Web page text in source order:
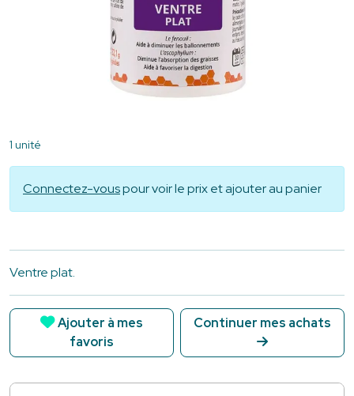
1 unité
Connectez-vouspour voir le prix et ajouter au panier
Ventre plat.
Ajouter à mes
favoris
Continuer mes achats